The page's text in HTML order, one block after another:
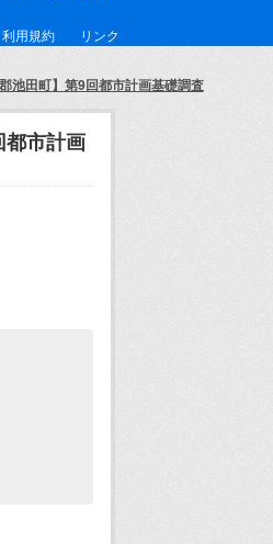
用規約 リンク
郡池田町】第9回都市計画基礎調査
都市計画